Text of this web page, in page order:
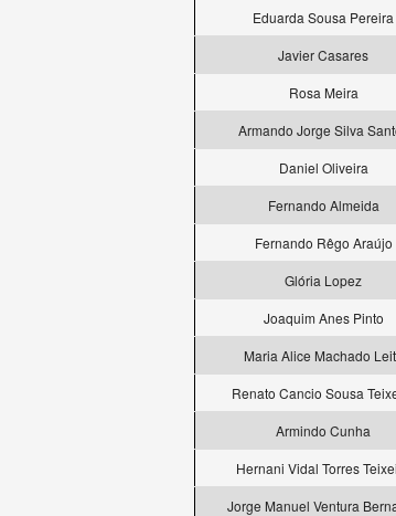
Eduarda Sousa Pereira
Javier Casares
Rosa Meira
Armando Jorge Silva
Daniel Oliveira
Fernando Almeida
Fernando Rêgo Araújo
Glória Lopez
Joaquim Anes Pinto
Maria Alice Machado
Renato Cancio Sousa
Armindo Cunha
Hernani Vidal Torres
Jorge Manuel Ventura